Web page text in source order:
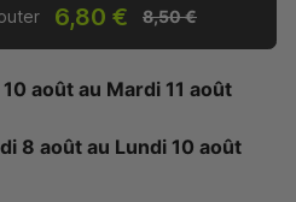
6,80 € 8,50 €
août au Mardi 11 août
8 août au Lundi 10 août